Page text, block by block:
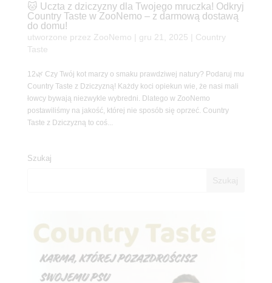
🐱 Uczta z dziczyzny dla Twojego mruczka! Odkryj
Country Taste w ZooNemo – z darmową dostawą
do domu!
utworzone przez ZooNemo gru 21, 2025
Country
Taste
12🌿 Czy Twój kot marzy o smaku prawdziwej natury? Podaruj mu
Country Taste z Dziczyzną! Każdy koci opiekun wie, że nasi mali
łowcy bywają niezwykle wybredni. Dlatego w ZooNemo
postawiliśmy na jakość, której nie sposób się oprzeć. Country
Taste z Dziczyzną to coś...
Szukaj